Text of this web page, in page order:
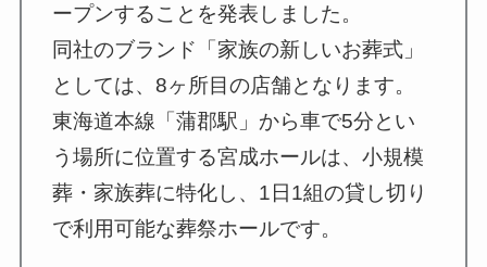
ープンすることを発表しました。
同社のブランド「家族の新しいお葬式」
としては、8ヶ所目の店舗となります。
東海道本線「蒲郡駅」から車で5分とい
う場所に位置する宮成ホールは、小規模
葬・家族葬に特化し、1日1組の貸し切り
で利用可能な葬祭ホールです。